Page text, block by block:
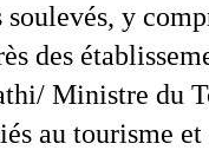
y
des
Ministre du
au tourisme